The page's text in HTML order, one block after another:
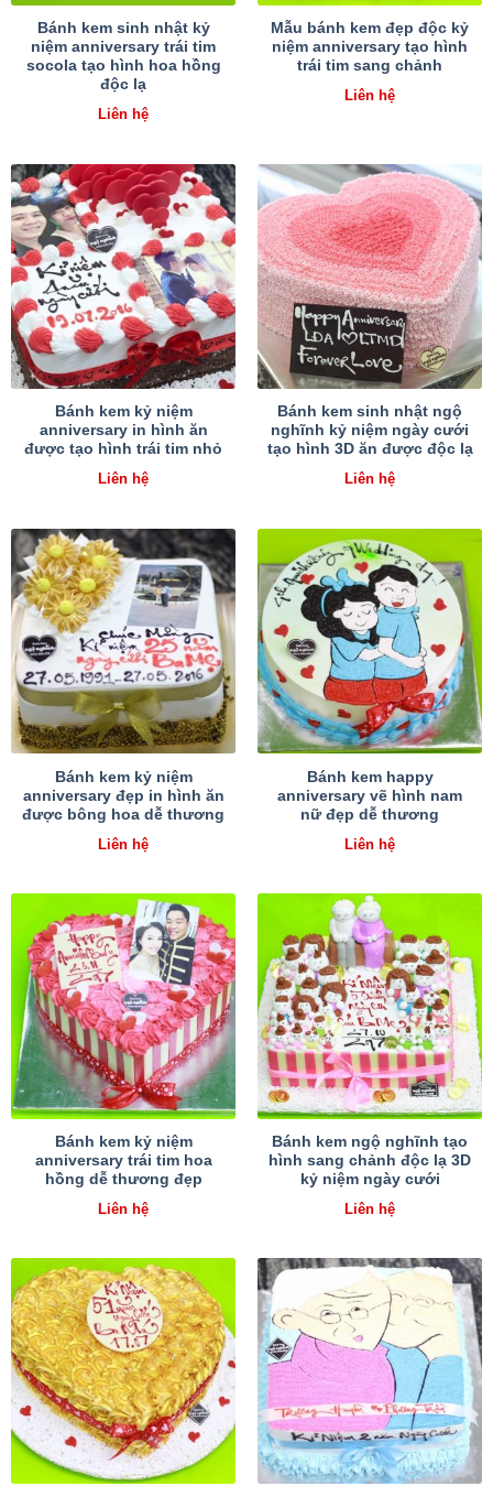
Bánh kem sinh nhật kỷ
niệm anniversary trái tim
socola tạo hình hoa hồng
độc lạ
Liên hệ
Mẫu bánh kem đẹp độc kỷ
niệm anniversary tạo hình
trái tim sang chảnh
Liên hệ
Bánh kem kỷ niệm
anniversary in hình ăn
được tạo hình trái tim nhỏ
Liên hệ
Bánh kem sinh nhật ngộ
nghĩnh kỷ niệm ngày cưới
tạo hình 3D ăn được độc lạ
Liên hệ
Bánh kem kỷ niệm
anniversary đẹp in hình ăn
được bông hoa dễ thương
Liên hệ
Bánh kem happy
anniversary vẽ hình nam
nữ đẹp dễ thương
Liên hệ
Bánh kem kỷ niệm
anniversary trái tim hoa
hồng dễ thương đẹp
Liên hệ
Bánh kem ngộ nghĩnh tạo
hình sang chảnh độc lạ 3D
kỷ niệm ngày cưới
Liên hệ